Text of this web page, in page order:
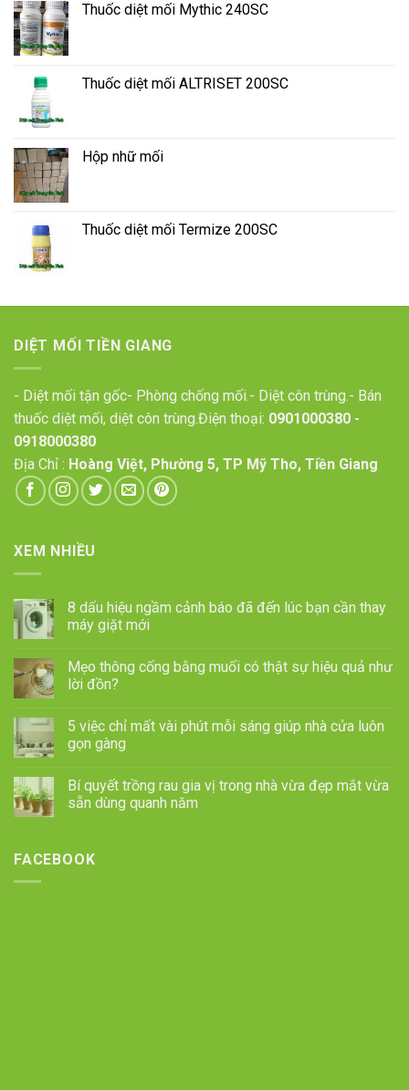
Thuốc diệt mối Mythic 240SC
Thuốc diệt mối ALTRISET 200SC
Hộp nhữ mối
Thuốc diệt mối Termize 200SC
DIỆT MỐI TIỀN GIANG
- Diệt mối tận gốc- Phòng chống mối.- Diệt côn trùng.- Bán
thuốc diệt mối, diệt côn trùng.Điện thoại: 0901000380 -
0918000380
Địa Chỉ : Hoàng Việt, Phường 5, TP Mỹ Tho, Tiền Giang
XEM NHIỀU
8 dấu hiệu ngầm cảnh báo đã đến lúc bạn cần thay
máy giặt mới
Mẹo thông cống bằng muối có thật sự hiệu quả như
lời đồn?
5 việc chỉ mất vài phút mỗi sáng giúp nhà cửa luôn
gọn gàng
Bí quyết trồng rau gia vị trong nhà vừa đẹp mắt vừa
sẵn dùng quanh năm
FACEBOOK